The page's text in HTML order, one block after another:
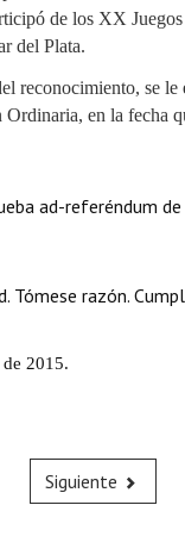
de los XX
del Plata.
reconocimiento, se le
en la fecha
ad-referéndum
Tómese razón.
2015.
Siguiente